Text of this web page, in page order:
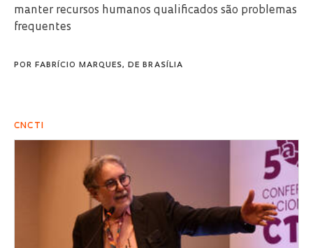
manter recursos humanos qualificados são problemas
frequentes
POR FABRÍCIO MARQUES, DE BRASÍLIA
CNCTI